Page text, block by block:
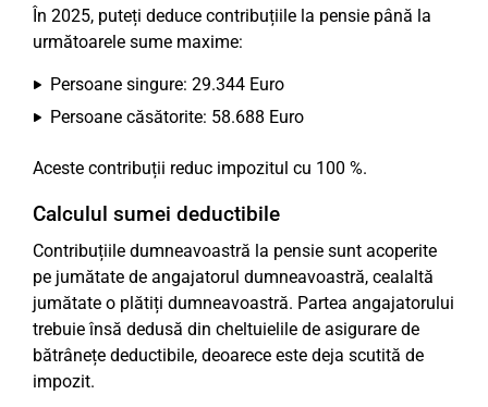
În 2025, puteți deduce contribuțiile la pensie până la
următoarele sume maxime:
Persoane singure: 29.344 Euro
Persoane căsătorite: 58.688 Euro
Aceste contribuții reduc impozitul cu 100 %.
Calculul sumei deductibile
Contribuțiile dumneavoastră la pensie sunt acoperite
pe jumătate de angajatorul dumneavoastră, cealaltă
jumătate o plătiți dumneavoastră. Partea angajatorului
trebuie însă dedusă din cheltuielile de asigurare de
bătrânețe deductibile, deoarece este deja scutită de
impozit.